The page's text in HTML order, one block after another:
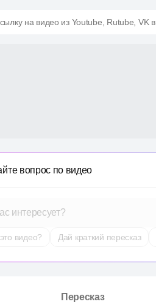
на видео из Youtube, Rutube, VK
вопрос по видео
интересует?
видео? Дай краткий пересказ
Пересказ